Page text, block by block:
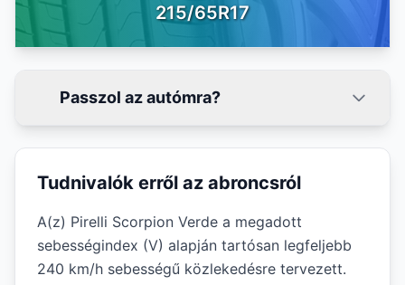
215/65R17
Passzol az autómra?
Tudnivalók erről az abroncsról
A(z) Pirelli Scorpion Verde a megadott
sebességindex (V) alapján tartósan legfeljebb
240 km/h sebességű közlekedésre tervezett.